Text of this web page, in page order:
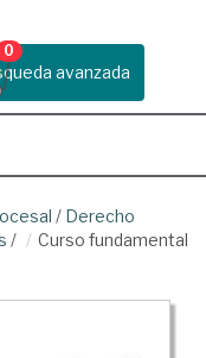
avanzada
0
/ Derecho
/
Curso fundamental